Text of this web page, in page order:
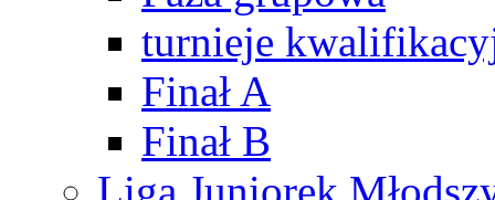
turnieje
Finał A
Finał B
Liga Juniorek